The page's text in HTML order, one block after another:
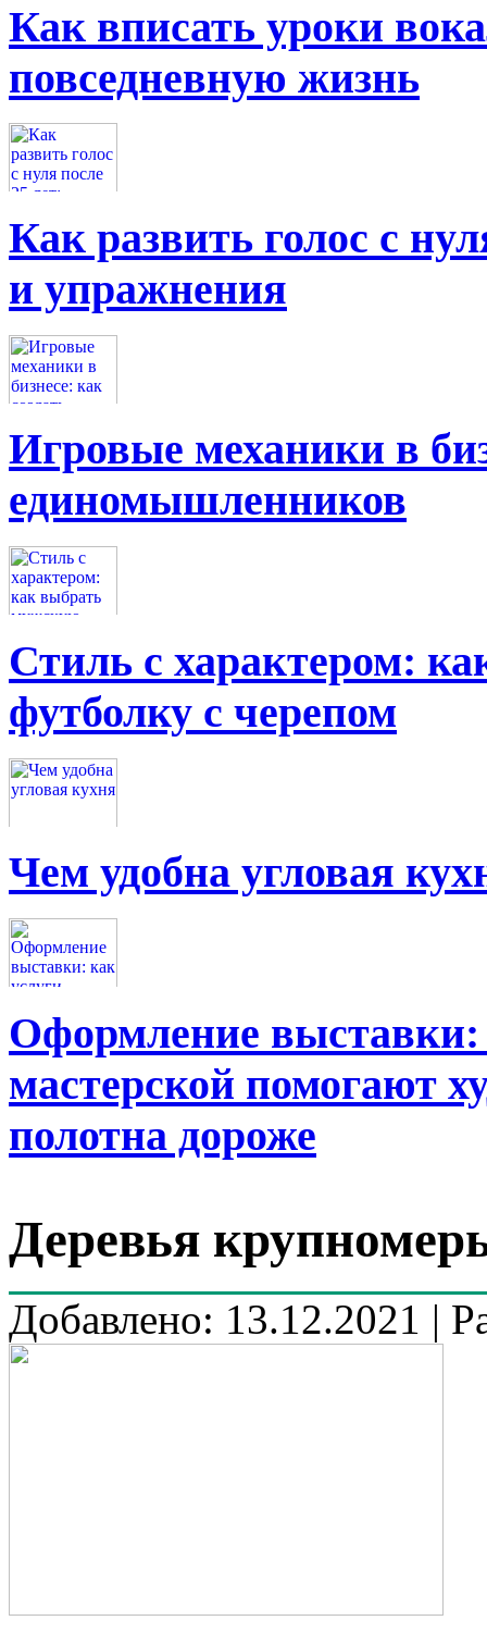
Как вписать уроки
повседневную жизнь
Как развить голос с
и упражнения
Игровые механики в
единомышленников
Стиль с характером:
футболку с черепом
Чем удобна угловая
Оформление выставки:
мастерской помогают
полотна дороже
Деревья
Добавлено: 13.12.2021 |